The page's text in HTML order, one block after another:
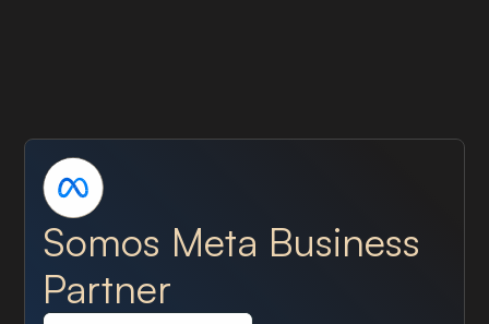
Somos Meta Business
Partner